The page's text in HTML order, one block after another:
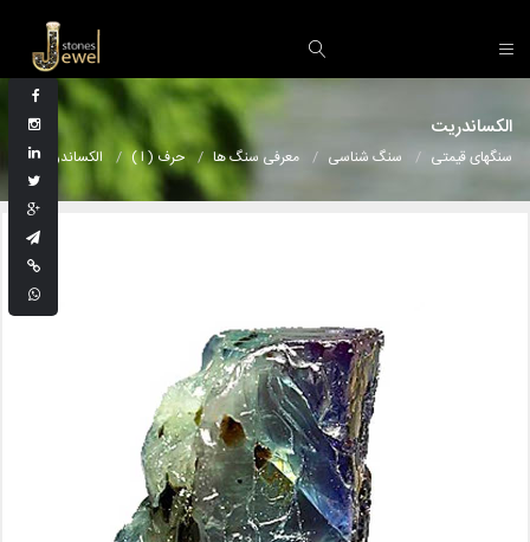
الکساندریت
سنگهای قیمتی سنگ شناسی معرفی سنگ ها حرف ( ا ) الکساندریت